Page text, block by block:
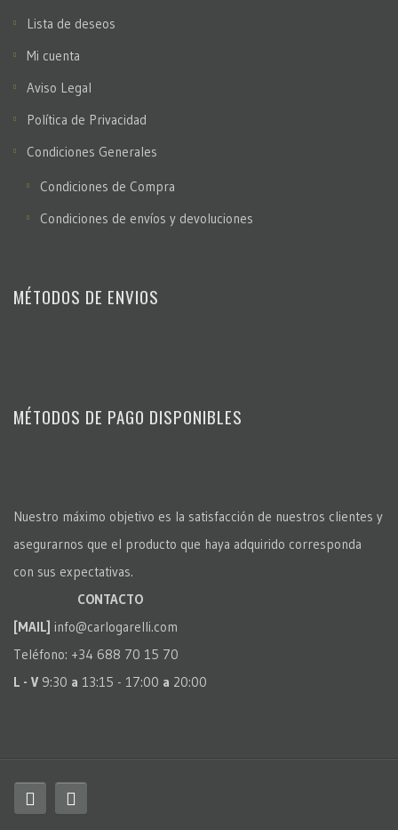
Lista de deseos
Mi cuenta
Aviso Legal
Política de Privacidad
Condiciones Generales
Condiciones de Compra
Condiciones de envíos y devoluciones
MÉTODOS DE ENVIOS
MÉTODOS DE PAGO DISPONIBLES
Nuestro máximo objetivo es la satisfacción de nuestros clientes y
asegurarnos que el producto que haya adquirido corresponda
con sus expectativas.
CONTACTO
[MAIL] info@carlogarelli.com
Teléfono: +34 688 70 15 70
L - V 9:30 a 13:15 - 17:00 a 20:00